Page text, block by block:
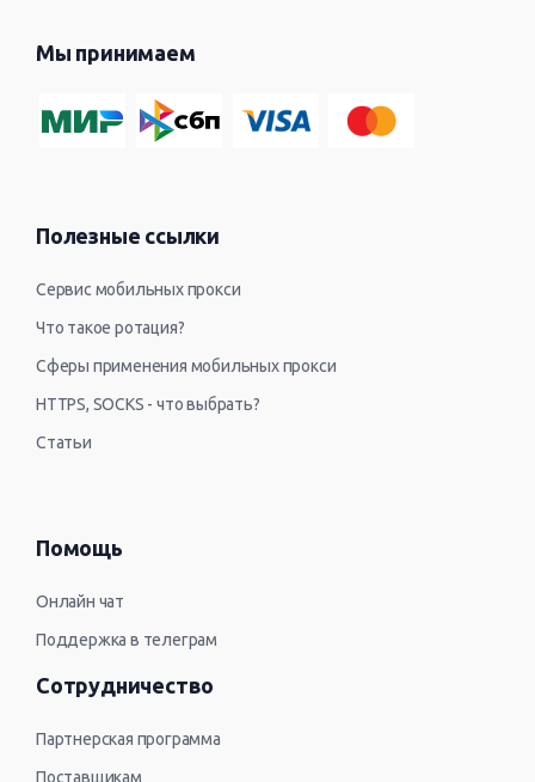
Мы принимаем
Полезные ссылки
Сервис мобильных прокси
Что такое ротация?
Сферы применения мобильных прокси
HTTPS, SOCKS - что выбрать?
Статьи
Помощь
Онлайн чат
Поддержка в телеграм
Сотрудничество
Партнерская программа
Поставщикам